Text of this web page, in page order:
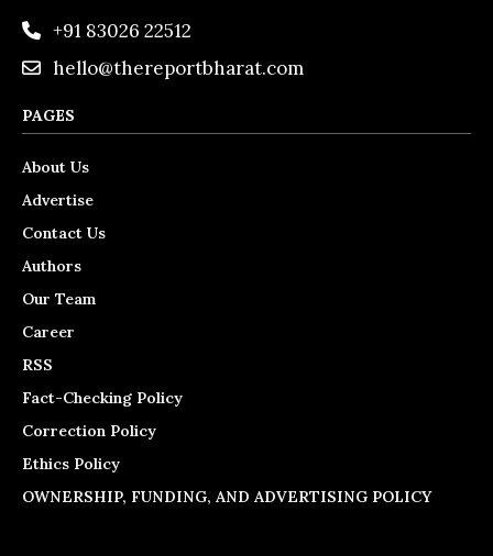
+91 83026 22512
hello@thereportbharat.com
PAGES
About Us
Advertise
Contact Us
Authors
Our Team
Career
RSS
Fact-Checking Policy
Correction Policy
Ethics Policy
OWNERSHIP, FUNDING, AND ADVERTISING POLICY